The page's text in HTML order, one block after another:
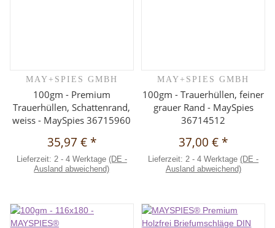
MAY+SPIES GMBH
100gm - Premium
Trauerhüllen, Schattenrand,
weiss - MaySpies 36715960
35,97 € *
Lieferzeit: 2 - 4 Werktage (DE -
Ausland abweichend)
MAY+SPIES GMBH
100gm - Trauerhüllen, feiner
grauer Rand - MaySpies
36714512
37,00 € *
Lieferzeit: 2 - 4 Werktage(DE -
Ausland abweichend)